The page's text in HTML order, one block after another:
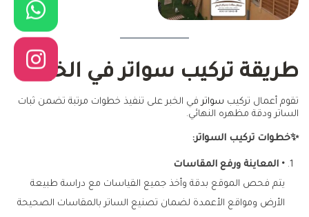
طريقة تركيب سواتر في الخبر
تقوم أعمال تركيب سواتر في الخبر على تنفيذ خطوات مرتبة تضمن ثبات
الساتر ودقة مظهره النهائي.
✨خطوات تركيب السواتر:
• المعاينة ورفع المقاسات
يتم فحص الموقع بدقة وأخذ جميع القياسات مع دراسة طبيعة
الأرض ومواقع الأعمدة لضمان تصنيع الساتر بالمقاسات الصحيحة